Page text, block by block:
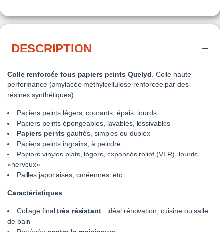
DESCRIPTION
Colle renforcée tous papiers peints Quelyd . Colle haute
performance (amylacée méthylcellulose renforcée par des
résines synthétiques)
Papiers peints légers, courants, épais, lourds
Papiers peints épongeables, lavables, lessivables
Papiers peints gaufrés, simples ou duplex
Papiers peints ingrains, à peindre
Papiers vinyles plats, légers, expansés relief (VER), lourds,
«nerveux»
Pailles japonaises, coréennes, etc...
Caractéristiques
Collage final très résistant : idéal rénovation, cuisine ou salle
de bain